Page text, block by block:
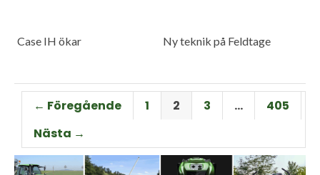
Case IH ökar Ny teknik på Feldtage
← Föregående 1 2 3 …
405
Nästa →